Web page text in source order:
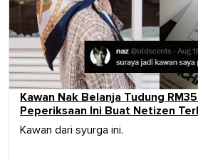
Kawan Nak Belanja Tudung
Peperiksaan Ini Buat Netizen
Kawan dari syurga ini.